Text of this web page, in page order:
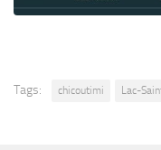
Tags: chicoutimi Lac-